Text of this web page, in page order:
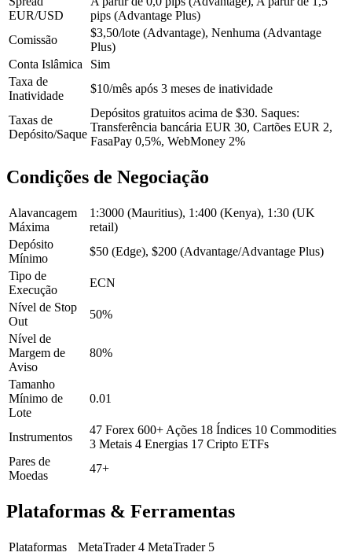
EUR/USD
pips (Advantage Plus)
Comissão
$3,50/lote (Advantage), Nenhuma (Advantage
Plus)
Conta Islâmica
Sim
Taxa de
Inatividade
$10/mês após 3 meses de inatividade
Taxas de
Depósito/Saque
Depósitos gratuitos acima de $30. Saques:
Transferência bancária EUR 30, Cartões EUR 2,
FasaPay 0,5%, WebMoney 2%
Condições de Negociação
Alavancagem
Máxima
1:3000 (Mauritius), 1:400 (Kenya), 1:30 (UK
retail)
Depósito
Mínimo
$50 (Edge), $200 (Advantage/Advantage Plus)
Tipo de
Execução
ECN
Nível de Stop
Out
50%
Nível de
Margem de
Aviso
80%
Tamanho
Mínimo de
Lote
0.01
Instrumentos
47 Forex 600+ Ações 18 Índices 10 Commodities
3 Metais 4 Energias 17 Cripto ETFs
Pares de
Moedas
47+
Plataformas & Ferramentas
Plataformas MetaTrader 4 MetaTrader 5